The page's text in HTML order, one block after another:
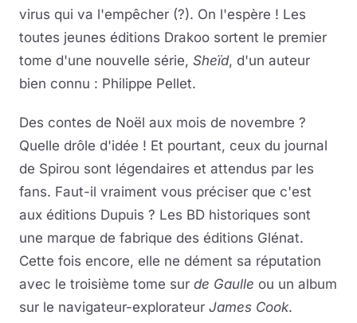
virus qui va l'empêcher (?). On l'espère ! Les
toutes jeunes éditions Drakoo sortent le premier
tome d'une nouvelle série, Sheïd, d'un auteur
bien connu : Philippe Pellet.
Des contes de Noël aux mois de novembre ?
Quelle drôle d'idée ! Et pourtant, ceux du journal
de Spirou sont légendaires et attendus par les
fans. Faut-il vraiment vous préciser que c'est
aux éditions Dupuis ? Les BD historiques sont
une marque de fabrique des éditions Glénat.
Cette fois encore, elle ne dément sa réputation
avec le troisième tome sur de Gaulle ou un album
sur le navigateur-explorateur James Cook.